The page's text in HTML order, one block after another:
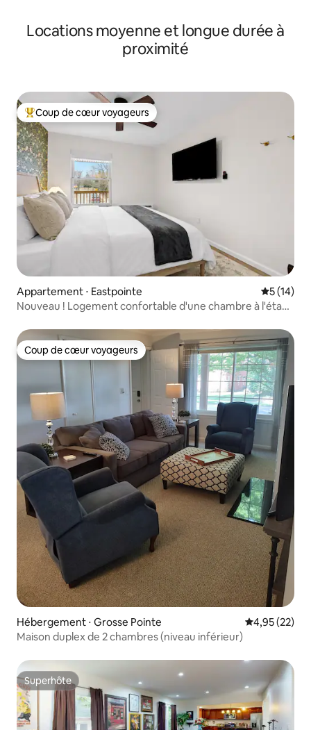
Locations moyenne et longue durée à
proximité
Coups de cœur voyageurs les plus appréciés
Coup de cœur voyageurs
Appartement ⋅ Eastpointe
5 (14)
Nouveau ! Logement confortable d'une chambre à l'étage
Coup de cœur voyageurs
Coup de cœur voyageurs
Hébergement ⋅ Grosse Pointe Évaluation
4,95 (22)
Maison duplex de 2 chambres (niveau inférieur)
Superhôte
Superhôte